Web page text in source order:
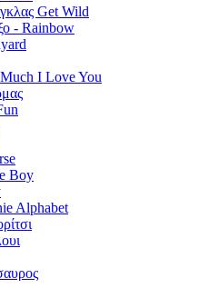
Get Wild
- Rainbow
I Love You
Boy
Alphabet